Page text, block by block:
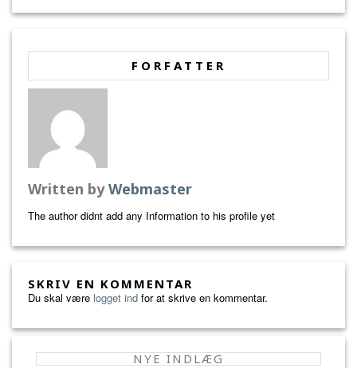
FORFATTER
Written byWebmaster
The author didnt add any Information to his profile yet
SKRIV EN KOMMENTAR
Du skal være logget ind for at skrive en kommentar.
NYE INDLÆG